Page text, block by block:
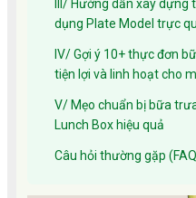
III/ Hướng dẫn xây
dụng Plate Model trực
IV/ Gợi ý 10+ thực đơn
tiện lợi và linh hoạt cho
V/ Mẹo chuẩn bị bữa
Lunch Box hiệu quả
Câu hỏi thường gặp